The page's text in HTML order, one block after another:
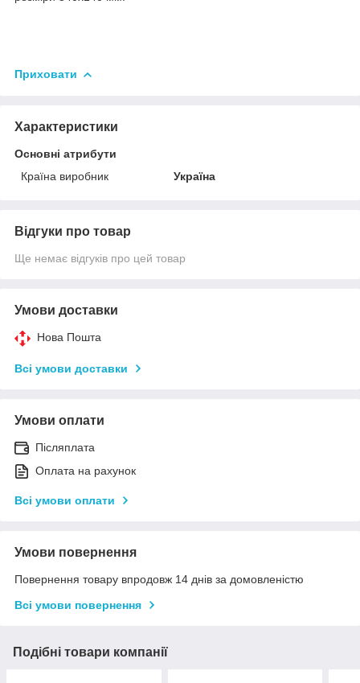
Приховати
Характеристики
Основні атрибути
Країна виробник
Україна
Відгуки про товар
Ще немає відгуків про цей товар
Умови доставки
Нова Пошта
Всі умови доставки
Умови оплати
Післяплата
Оплата на рахунок
Всі умови оплати
Умови повернення
Повернення товару впродовж 14 днів за домовленістю
Всі умови повернення
Подібні товари компанії